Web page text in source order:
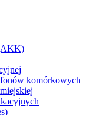
komórkowych